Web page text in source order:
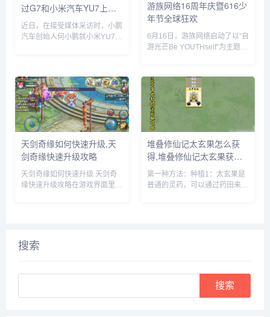
过G7和小米汽车YU7上市
时间
近日，在接受媒体采访时，小鹏
汽车创始人何小鹏就小米YU7的
间进行了多次深入讨论。在交流
过程中，何小鹏对小米YU7的...
游族网络16周年庆暨616少
年节全球狂欢
6月16日，游族网络启动了以“自
游光芒Be YOUTHself”为主题的
狂欢嘉年华，更集结了旗下产品
为全球玩家带来了庆生版本更新
及包含616...
天剑奇缘如何快速升级,天
剑奇缘快速升级攻略
天剑奇缘如何快速升级 天剑奇
缘快速升级攻略在游戏界面里，
悬赏任务，完成这些任务后，就
可以...
堆叠修仙记太玄果怎么获
得,堆叠修仙记太玄果获得
方法
第一种方法：种植1：太玄果是
普通的灵药，可以通过药田来种
搜索